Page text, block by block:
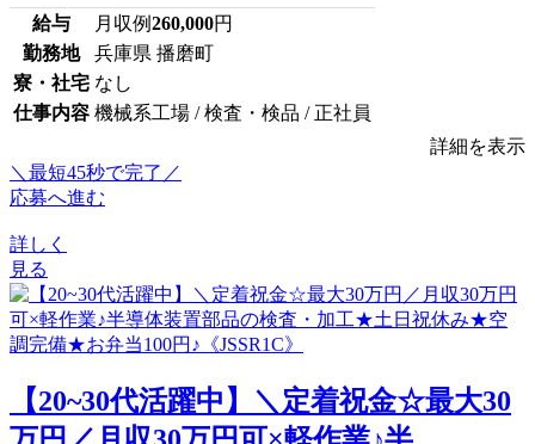
給与 月収例260,000円
勤務地
兵庫県 播磨町
寮・社宅 なし
仕事内容 機械系工場 / 検査・検品 / 正社員
詳細を表示
＼最短45秒で完了／
応募へ進む
詳しく
見る
【20~30代活躍中】＼定着祝金☆最大30